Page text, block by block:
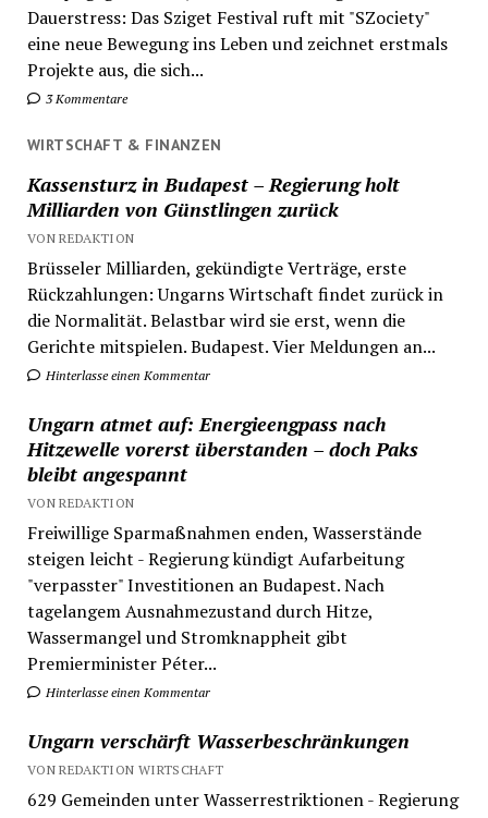
Dauerstress: Das Sziget Festival ruft mit "SZociety"
eine neue Bewegung ins Leben und zeichnet erstmals
Projekte aus, die sich...
3 Kommentare
WIRTSCHAFT & FINANZEN
Kassensturz in Budapest – Regierung holt
Milliarden von Günstlingen zurück
VON REDAKTION
Brüsseler Milliarden, gekündigte Verträge, erste
Rückzahlungen: Ungarns Wirtschaft findet zurück in
die Normalität. Belastbar wird sie erst, wenn die
Gerichte mitspielen. Budapest. Vier Meldungen an...
Hinterlasse einen Kommentar
Ungarn atmet auf: Energieengpass nach
Hitzewelle vorerst überstanden – doch Paks
bleibt angespannt
VON REDAKTION
Freiwillige Sparmaßnahmen enden, Wasserstände
steigen leicht - Regierung kündigt Aufarbeitung
"verpasster" Investitionen an Budapest. Nach
tagelangem Ausnahmezustand durch Hitze,
Wassermangel und Stromknappheit gibt
Premierminister Péter...
Hinterlasse einen Kommentar
Ungarn verschärft Wasserbeschränkungen
VON REDAKTION WIRTSCHAFT
629 Gemeinden unter Wasserrestriktionen - Regierung